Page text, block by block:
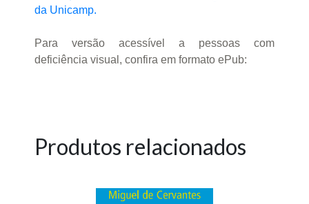
da Unicamp.
Para versão acessível a pessoas com
deficiência visual, confira em formato ePub:
Produtos relacionados